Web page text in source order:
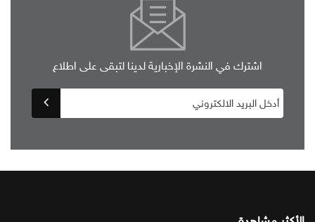
اشترك في النشرة الإخبارية لدينا لتبقى على اطلاع